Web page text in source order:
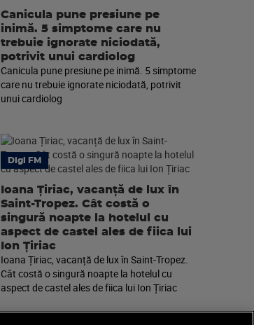
Canicula pune presiune pe
inimă. 5 simptome care nu
trebuie ignorate niciodată,
potrivit unui cardiolog
Canicula pune presiune pe inimă. 5 simptome
care nu trebuie ignorate niciodată, potrivit
unui cardiolog
Digi FM
Ioana Țiriac, vacanță de lux în
Saint-Tropez. Cât costă o
singură noapte la hotelul cu
aspect de castel ales de fiica lui
Ion Țiriac
Ioana Țiriac, vacanță de lux în Saint-Tropez.
Cât costă o singură noapte la hotelul cu
aspect de castel ales de fiica lui Ion Țiriac